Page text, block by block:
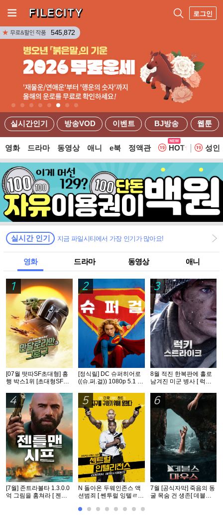
로그인
실시간인기 방송VOD 이벤트 BJ방송 웹툰
545,872
영화 드라마 동영상 애니 e북 정액관 HOT 웹
성인
실시간 인기 지금 파일시티에서 가장 인기가 많아요!
영화 드라마 동영상 애니
1
[07월 떳따SF초대형] 흥
행 박스1위 [초대형SF대
식자막
2
[정식릴] DC 슈퍼히어로
((슈.퍼.걸)) 1080p 5.1 공
3
8월 적진 한복판에 홀로
남겨진 미군 병사 [ 럭키
완벽자막
4
[7월] 존트라볼타 1.3.0.0
억 그림을 훔쳐라 [ 젠틀
5
N 돌아온 두웨인존스 액
션범죄 [ 쎈투럴 잉텔ㄹ1
FHD5.1
6
7월 [공식자막] 죽음의 동
굴 목숨 건 생존[ 데블스